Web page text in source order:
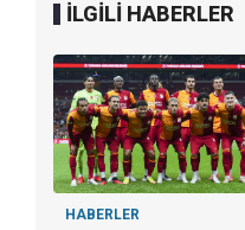
İLGİLİ HABERLER
HABERLER